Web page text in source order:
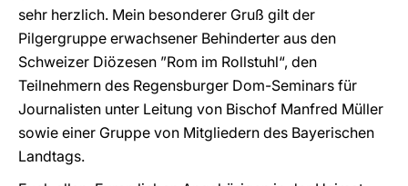
sehr herzlich. Mein besonderer Gruß gilt der
Pilgergruppe erwachsener Behinderter aus den
Schweizer Diözesen ”Rom im Rollstuhl“, den
Teilnehmern des Regensburger Dom-Seminars für
Journalisten unter Leitung von Bischof Manfred Müller
sowie einer Gruppe von Mitgliedern des Bayerischen
Landtags.